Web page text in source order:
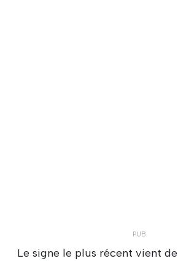
Le signe le plus récent vient de